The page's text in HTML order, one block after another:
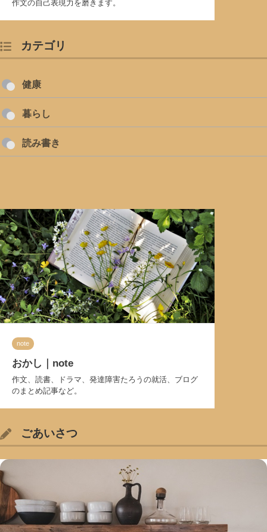
作文の自己表現力を磨きます。
カテゴリ
健康
暮らし
読み書き
note
おかし｜note
作文、読書、ドラマ、発達障害たろうの就活、ブログ
のまとめ記事など。
ごあいさつ